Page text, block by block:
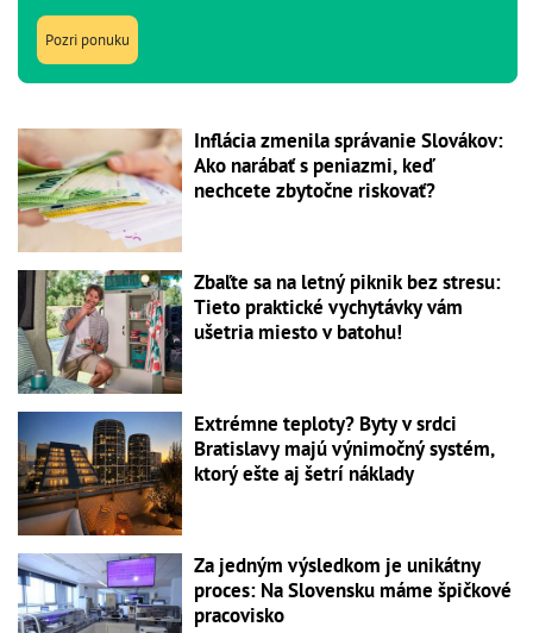
Pozri ponuku
Inflácia zmenila správanie Slovákov:
Ako narábať s peniazmi, keď
nechcete zbytočne riskovať?
Zbaľte sa na letný piknik bez stresu:
Tieto praktické vychytávky vám
ušetria miesto v batohu!
Extrémne teploty? Byty v srdci
Bratislavy majú výnimočný systém,
ktorý ešte aj šetrí náklady
Za jedným výsledkom je unikátny
proces: Na Slovensku máme špičkové
pracovisko